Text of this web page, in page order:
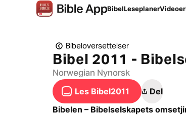
BibelLeseplanerVideoer
Bibeloversettelser
Bibel 2011 -
Norwegian Nynorsk
Les Bibel2011
Del
Bibelen – Bibelselskapets